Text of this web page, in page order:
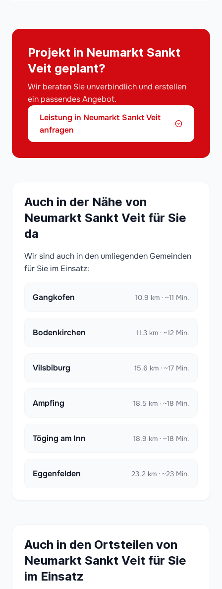
Projekt in Neumarkt Sankt
Veit geplant?
Wir beraten Sie unverbindlich und erstellen
ein passendes Angebot.
Leistung in Neumarkt Sankt Veit
anfragen
Auch in der Nähe von
Neumarkt Sankt Veit für Sie
da
Wir sind auch in den umliegenden Gemeinden
für Sie im Einsatz:
Gangkofen 10.9 km · ~11 Min.
Bodenkirchen 11.3 km · ~12 Min.
Vilsbiburg 15.6 km · ~17 Min.
Ampfing 18.5 km · ~18 Min.
Töging am Inn 18.9 km · ~18 Min.
Eggenfelden 23.2 km · ~23 Min.
Auch in den Ortsteilen von
Neumarkt Sankt Veit für Sie
im Einsatz